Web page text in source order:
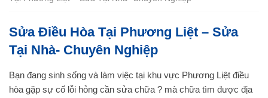
Sửa Điều Hòa Tại Phương Liệt – Sửa
Tại Nhà- Chuyên Nghiệp
Bạn đang sinh sống và làm việc tại khu vực Phương Liệt điều
hòa gặp sự cố lỗi hỏng cần sửa chữa ? mà chữa tìm được địa